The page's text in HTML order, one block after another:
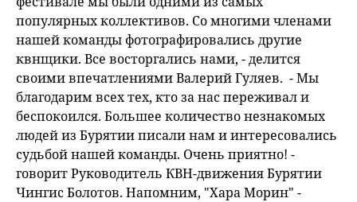
популярных коллективов. Со многими членами
нашей команды фотографировались другие
квнщики. Все восторгались нами, - делится
своими впечатлениями Валерий Гуляев. - Мы
благодарим всех тех, кто за нас переживал и
беспокоился. Большее количество незнакомых
людей из Бурятии писали нам и интересовались
судьбой нашей команды. Очень приятно! -
говорит Руководитель КВН-движения Бурятии
Чингис Болотов. Напомним, "Хара Морин" -